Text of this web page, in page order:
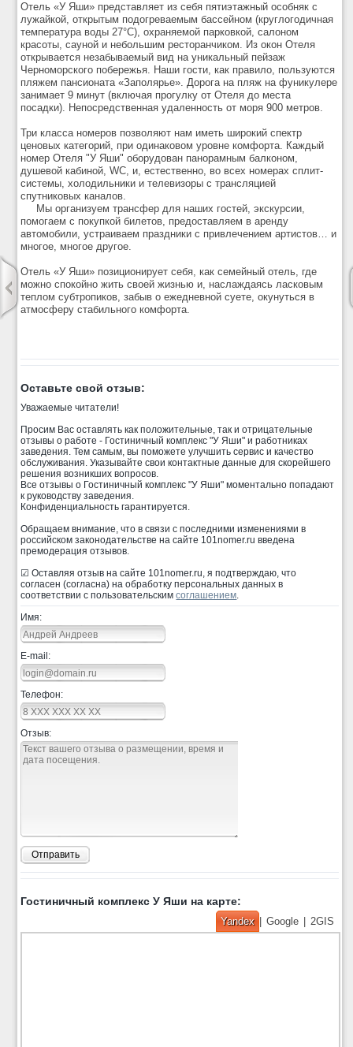
Отель «У Яши» представляет из себя пятиэтажный особняк с
лужайкой, открытым подогреваемым бассейном (круглогодичная
температура воды 27°С), охраняемой парковкой, салоном
красоты, сауной и небольшим ресторанчиком. Из окон Отеля
открывается незабываемый вид на уникальный пейзаж
Черноморского побережья. Наши гости, как правило, пользуются
пляжем пансионата «Заполярье». Дорога на пляж на фуникулере
занимает 9 минут (включая прогулку от Отеля до места
посадки). Непосредственная удаленность от моря 900 метров.
Три класса номеров позволяют нам иметь широкий спектр
ценовых категорий, при одинаковом уровне комфорта. Каждый
номер Отеля "У Яши" оборудован панорамным балконом,
душевой кабиной, WC, и, естественно, во всех номерах сплит-
системы, холодильники и телевизоры с трансляцией
спутниковых каналов.
Мы организуем трансфер для наших гостей, экскурсии,
помогаем с покупкой билетов, предоставляем в аренду
автомобили, устраиваем праздники с привлечением артистов… и
многое, многое другое.
Отель «У Яши» позиционирует себя, как семейный отель, где
можно спокойно жить своей жизнью и, наслаждаясь ласковым
теплом субтропиков, забыв о ежедневной суете, окунуться в
атмосферу стабильного комфорта.
Оставьте свой отзыв:
Уважаемые читатели!
Просим Вас оставлять как положительные, так и отрицательные
отзывы о работе - Гостиничный комплекс "У Яши" и работниках
заведения. Тем самым, вы поможете улучшить сервис и качество
обслуживания. Указывайте свои контактные данные для скорейшего
решения возникших вопросов.
Все отзывы о Гостиничный комплекс "У Яши" моментально попадают
к руководству заведения.
Конфиденциальность гарантируется.
Обращаем внимание, что в связи с последними изменениями в
российском законодательстве на сайте 101nomer.ru введена
премодерация отзывов.
☑ Оставляя отзыв на сайте 101nomer.ru, я подтверждаю, что
согласен (согласна) на обработку персональных данных в
соответствии с пользовательскимсоглашением.
Имя:
E-mail:
Телефон:
Отзыв:
Отправить
Гостиничный комплекс У Яши на карте:
Yandex Google 2GIS